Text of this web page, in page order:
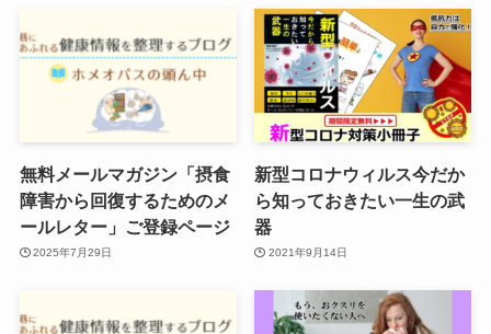
無料メールマガジン「摂食
障害から回復するためのメ
ールレター」ご登録ページ
2025年7月29日
新型コロナウィルス今だか
ら知っておきたい一生の武
器
2021年9月14日